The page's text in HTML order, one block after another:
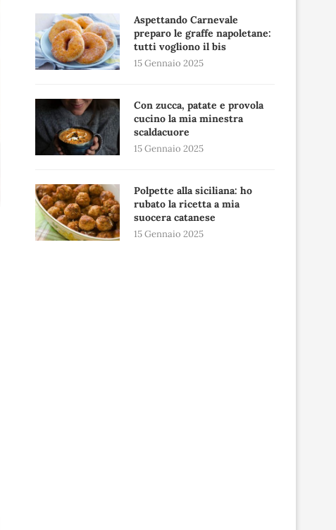
Aspettando Carnevale
preparo le graffe napoletane:
tutti vogliono il bis
15 Gennaio 2025
Con zucca, patate e provola
cucino la mia minestra
scaldacuore
15 Gennaio 2025
Polpette alla siciliana: ho
rubato la ricetta a mia
suocera catanese
15 Gennaio 2025